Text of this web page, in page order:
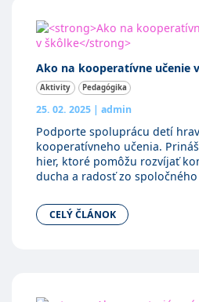
Ako na kooperatívne učenie
Aktivity Pedagógika
25. 02. 2025 | admin
Podporte spoluprácu detí
kooperatívneho učenia.
hier, ktoré pomôžu rozvíjať
ducha a radosť zo
CELÝ ČLÁNOK